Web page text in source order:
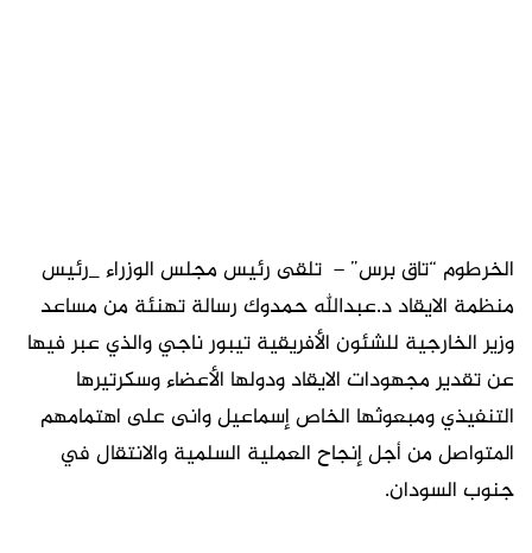
الخرطوم “تاق برس” – تلقى رئيس مجلس الوزراء _رئيس
منظمة الايقاد د.عبدالله حمدوك رسالة تهنئة من مساعد
وزير الخارجية للشئون الأفريقية تيبور ناجي والذي عبر فيها
عن تقدير مجهودات الايقاد ودولها الأعضاء وسكرتيرها
التنفيذي ومبعوثها الخاص إسماعيل وانى على اهتمامهم
المتواصل من أجل إنجاح العملية السلمية والانتقال في
جنوب السودان.